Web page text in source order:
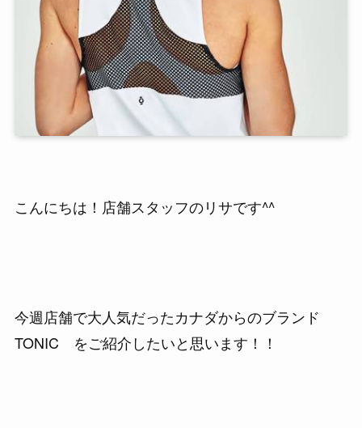
こんにちは！店舗スタッフのリサです^^
今週店舗で大人気だったカナダからのブランド
TONIC をご紹介したいと思います！！